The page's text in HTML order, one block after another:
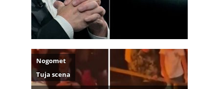
Nogomet
Tuja scena